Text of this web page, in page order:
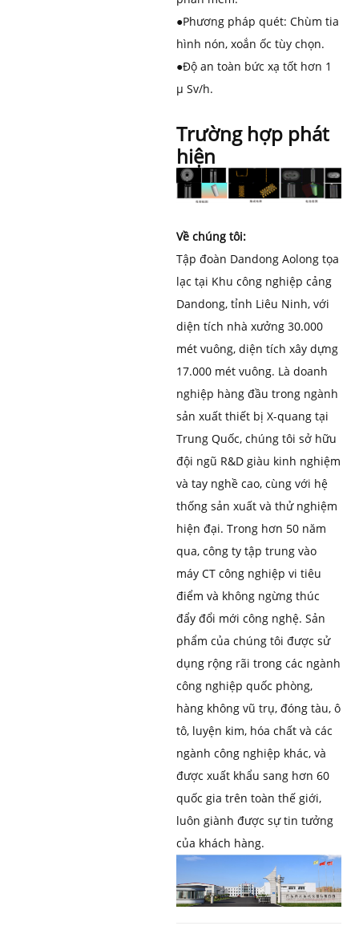
●Phương pháp quét: Chùm tia
hình nón, xoắn ốc tùy chọn.
●Độ an toàn bức xạ tốt hơn 1
μ Sv/h.
Trường hợp phát
hiện
Về chúng tôi:
Tập đoàn Dandong Aolong tọa
lạc tại Khu công nghiệp cảng
Dandong, tỉnh Liêu Ninh, với
diện tích nhà xưởng 30.000
mét vuông, diện tích xây dựng
17.000 mét vuông. Là doanh
nghiệp hàng đầu trong ngành
sản xuất thiết bị X-quang tại
Trung Quốc, chúng tôi sở hữu
đội ngũ R&D giàu kinh nghiệm
và tay nghề cao, cùng với hệ
thống sản xuất và thử nghiệm
hiện đại. Trong hơn 50 năm
qua, công ty tập trung vào
máy CT công nghiệp vi tiêu
điểm và không ngừng thúc
đẩy đổi mới công nghệ. Sản
phẩm của chúng tôi được sử
dụng rộng rãi trong các ngành
công nghiệp quốc phòng,
hàng không vũ trụ, đóng tàu, ô
tô, luyện kim, hóa chất và các
ngành công nghiệp khác, và
được xuất khẩu sang hơn 60
quốc gia trên toàn thế giới,
luôn giành được sự tin tưởng
của khách hàng.